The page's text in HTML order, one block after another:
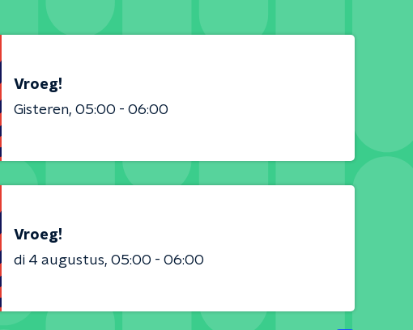
Vroeg!
Gisteren 05:00 - 06:00
Vroeg!
di 4 augustus 05:00 - 06:00